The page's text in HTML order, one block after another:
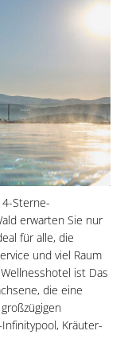
4-Sterne-
erwarten Sie nur
für alle, die
und viel Raum
ist Das
die eine
Kräuter-